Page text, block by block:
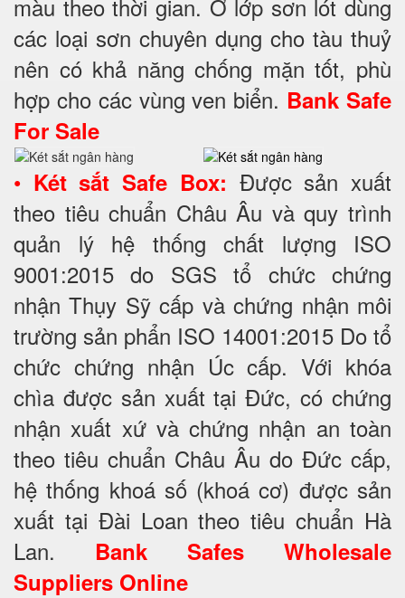
màu theo thời gian. Ở lớp sơn lót dùng
các loại sơn chuyên dụng cho tàu thuỷ
nên có khả năng chống mặn tốt, phù
hợp cho các vùng ven biển. Bank Safe
For Sale
• Két sắt Safe Box: Được sản xuất
theo tiêu chuẩn Châu Âu và quy trình
quản lý hệ thống chất lượng ISO
9001:2015 do SGS tổ chức chứng
nhận Thụy Sỹ cấp và chứng nhận môi
trường sản phẩn ISO 14001:2015 Do tổ
chức chứng nhận Úc cấp. Với khóa
chìa được sản xuất tại Đức, có chứng
nhận xuất xứ và chứng nhận an toàn
theo tiêu chuẩn Châu Âu do Đức cấp,
hệ thống khoá số (khoá cơ) được sản
xuất tại Đài Loan theo tiêu chuẩn Hà
Lan. Bank Safes Wholesale
Suppliers Online